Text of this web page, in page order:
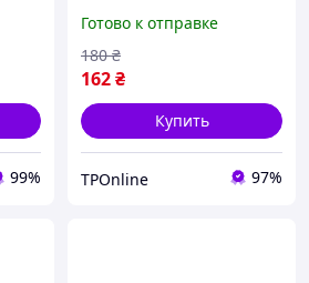
99%
стразами по контуру 6мм
UFTNJ04
Готово к отправке
162₴
180 ₴
Купить
TPOnline 97%